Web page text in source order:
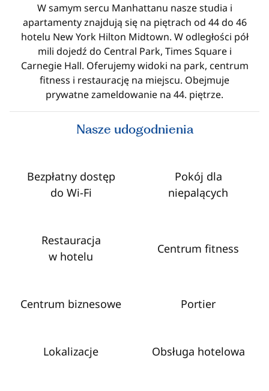
W samym sercu Manhattanu nasze studia i
apartamenty znajdują się na piętrach od 44 do 46
hotelu New York Hilton Midtown. W odległości pół
mili dojedź do Central Park, Times Square i
Carnegie Hall. Oferujemy widoki na park, centrum
fitness i restaurację na miejscu. Obejmuje
prywatne zameldowanie na 44. piętrze.
Nasze udogodnienia
Bezpłatny dostęp
do Wi‑Fi
Pokój dla
niepalących
Restauracja
w hotelu
Centrum fitness
Centrum biznesowe Portier
Lokalizacje Obsługa hotelowa